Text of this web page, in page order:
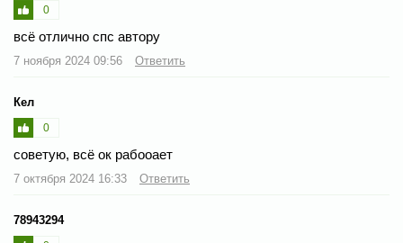
0
всё отлично спс автору
7 ноября 2024 09:56 Ответить
Кел
0
советую, всё ок рабооает
7 октября 2024 16:33 Ответить
78943294